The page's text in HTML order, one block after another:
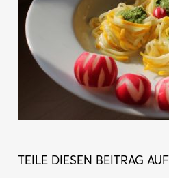
TEILE DIESEN BEITRAG AUF